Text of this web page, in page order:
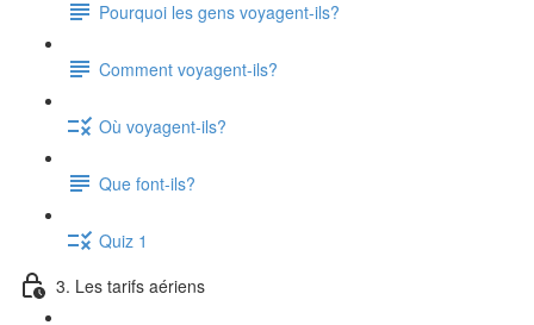
Pourquoi les gens voyagent-ils?
Comment voyagent-ils?
Où voyagent-ils?
Que font-ils?
Quiz 1
3. Les tarifs aériens